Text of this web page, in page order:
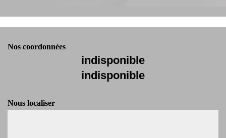
Nos coordonnées
indisponible
indisponible
Nous localiser